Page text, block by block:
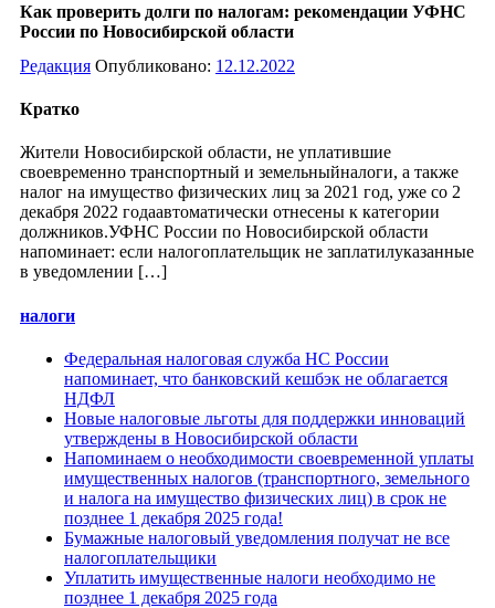
Как проверить долги по налогам: рекомендации УФНС
России по Новосибирской области
Редакция Опубликовано: 12.12.2022
Кратко
Жители Новосибирской области, не уплатившие
своевременно транспортный и земельныйналоги, а также
налог на имущество физических лиц за 2021 год, уже со 2
декабря 2022 годаавтоматически отнесены к категории
должников.УФНС России по Новосибирской области
напоминает: если налогоплательщик не заплатилуказанные
в уведомлении […]
налоги
Федеральная налоговая служба НС России
напоминает, что банковский кешбэк не облагается
НДФЛ
Новые налоговые льготы для поддержки инноваций
утверждены в Новосибирской области
Напоминаем о необходимости своевременной уплаты
имущественных налогов (транспортного, земельного
и налога на имущество физических лиц) в срок не
позднее 1 декабря 2025 года!
Бумажные налоговый уведомления получат не все
налогоплательщики
Уплатить имущественные налоги необходимо не
позднее 1 декабря 2025 года